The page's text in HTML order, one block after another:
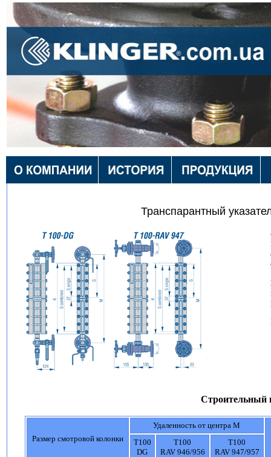
Транспарантный
Строительный
Размер смотровой колонки
Удаленность от центра М
T100
DG
T100
RAV 946/956
T100
RAV 947/957